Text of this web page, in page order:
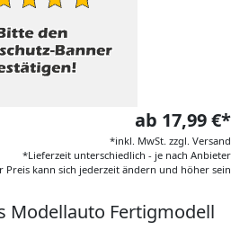
ab 17,99 €*
*inkl. MwSt. zzgl. Versand
*Lieferzeit unterschiedlich - je nach Anbieter
Preis kann sich jederzeit ändern und höher sein
Modellauto Fertigmodell